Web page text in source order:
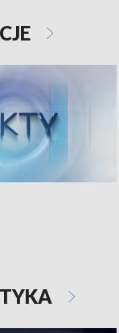
● Filmowy